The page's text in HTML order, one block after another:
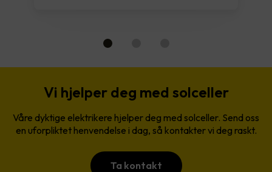
Vi hjelper deg med solceller
Våre dyktige elektrikere hjelper deg med solceller. Send oss
en uforpliktet henvendelse i dag, så kontakter vi deg raskt.
Ta kontakt